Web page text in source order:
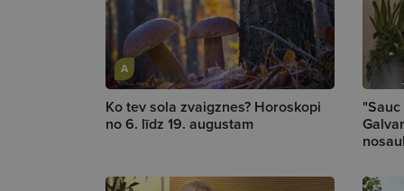
A
Ko tev sola zvaigznes? Horoskopi
no 6. līdz 19. augustam